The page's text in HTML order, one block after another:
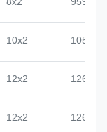
10x2 1057
12x2 1268
12x2 1268